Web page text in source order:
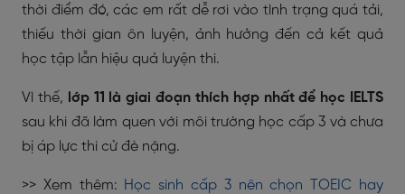
thời điểm đó, các em rất dễ rơi vào tình trạng quá tải,
thiếu thời gian ôn luyện, ảnh hưởng đến cả kết quả
học tập lẫn hiệu quả luyện thi.
Vì thế, lớp 11 là giai đoạn thích hợp nhất để học IELTS
sau khi đã làm quen với môi trường học cấp 3 và chưa
bị áp lực thi cử đè nặng.
>> Xem thêm: Học sinh cấp 3 nên chọn TOEIC hay